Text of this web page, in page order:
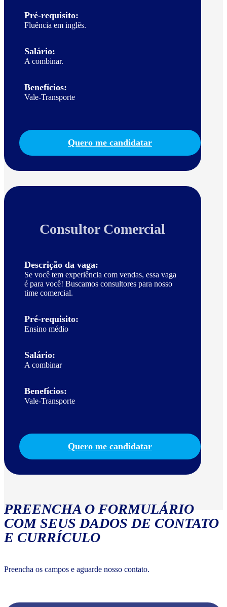
Pré-requisito:
Fluência em inglês.
Salário:
A combinar.
Benefícios:
Vale-Transporte
Quero me candidatar
Consultor Comercial
Descrição da vaga:
Se você tem experiência com vendas, essa vaga
é para você! Buscamos consultores para nosso
time comercial.
Pré-requisito:
Ensino médio
Salário:
A combinar
Benefícios:
Vale-Transporte
Quero me candidatar
PREENCHA O FORMULÁRIO
COM SEUS DADOS DE CONTATO
E CURRÍCULO
Preencha os campos e aguarde nosso contato.